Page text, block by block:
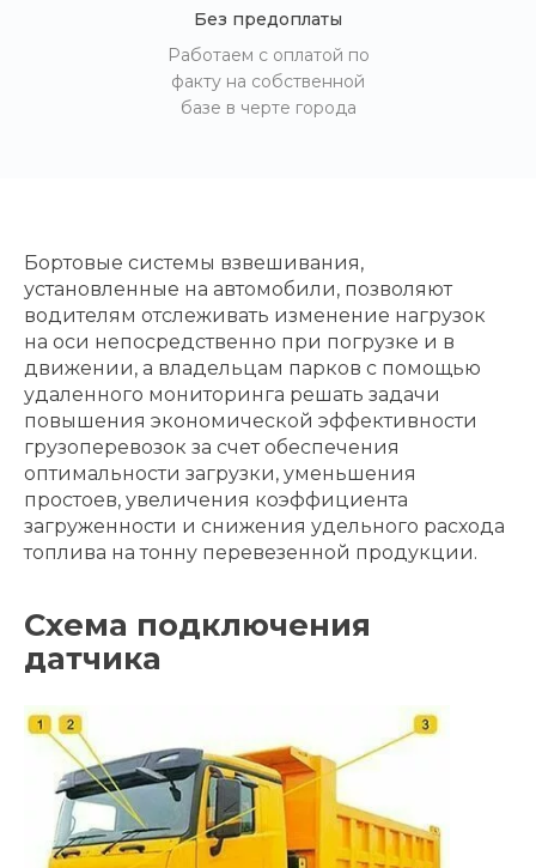
Без предоплаты
Работаем с оплатой по
факту на собственной
базе в черте города
Бортовые системы взвешивания,
установленные на автомобили, позволяют
водителям отслеживать изменение нагрузок
на оси непосредственно при погрузке и в
движении, а владельцам парков с помощью
удаленного мониторинга решать задачи
повышения экономической эффективности
грузоперевозок за счет обеспечения
оптимальности загрузки, уменьшения
простоев, увеличения коэффициента
загруженности и снижения удельного расхода
топлива на тонну перевезенной продукции.
Схема подключения
датчика